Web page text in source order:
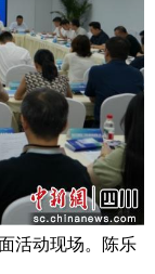
活动现场。陈乐